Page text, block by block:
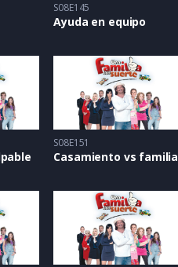
S08E145
Ayuda en equipo
S08E151
Casamiento vs familia